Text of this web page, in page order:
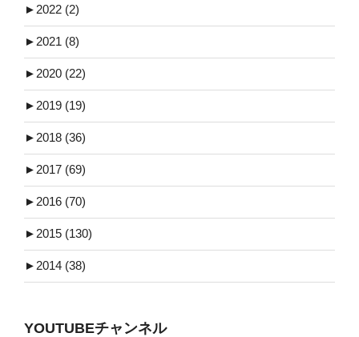
► 2022 (2)
► 2021 (8)
► 2020 (22)
► 2019 (19)
► 2018 (36)
► 2017 (69)
► 2016 (70)
► 2015 (130)
► 2014 (38)
YOUTUBEチャンネル